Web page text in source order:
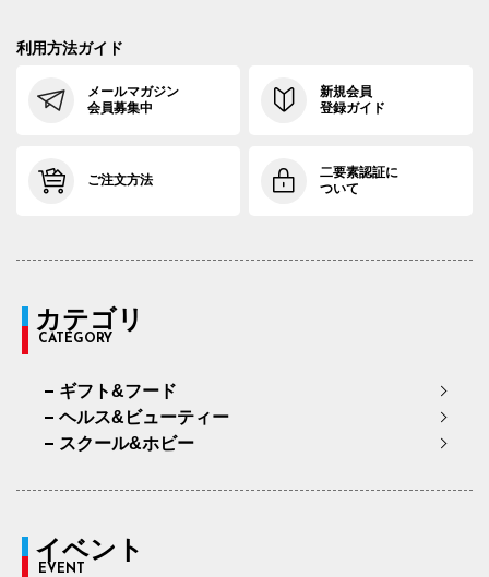
利用方法ガイド
メールマガジン
会員募集中
新規会員
登録ガイド
ご注文方法
二要素認証に
ついて
カテゴリ
CATEGORY
ギフト&フード
ヘルス&ビューティー
スクール&ホビー
イベント
EVENT